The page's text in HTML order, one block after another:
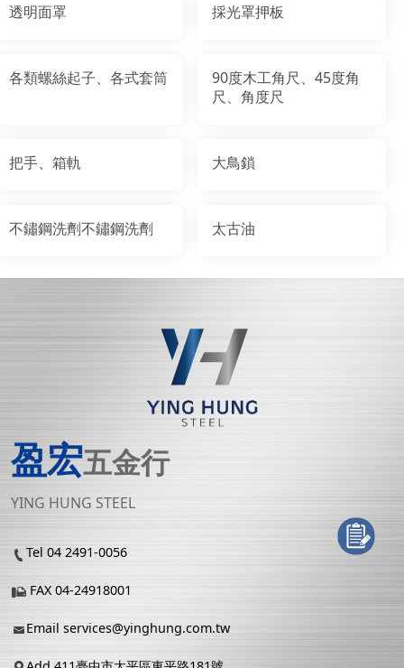
透明面罩 採光罩押板
各類螺絲起子、各式套筒
90度木工角尺、45度角
尺、角度尺
把手、箱軌 大鳥鎖
不鏽鋼洗劑不鏽鋼洗劑 太古油
盈宏五金行
YING HUNG STEEL
Tel 04 2491-0056
FAX 04-24918001
Email services@yinghung.com.tw